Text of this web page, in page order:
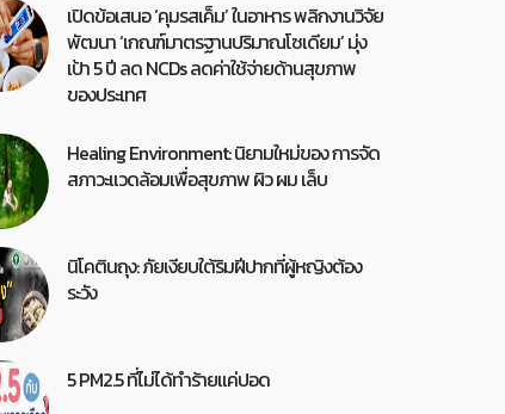
เปิดข้อเสนอ ‘คุมรสเค็ม’ ในอาหาร พลิกงานวิจัย
พัฒนา ‘เกณฑ์มาตรฐานปริมาณโซเดียม’ มุ่ง
เป้า 5 ปี ลด NCDs ลดค่าใช้จ่ายด้านสุขภาพ
ของประเทศ
Healing Environment: นิยามใหม่ของ การจัด
สภาวะแวดล้อมเพื่อสุขภาพ ผิว ผม เล็บ
นิโคตินถุง: ภัยเงียบใต้ริมฝีปากที่ผู้หญิงต้อง
ระวัง
5 PM2.5 ที่ไม่ได้ทำร้ายแค่ปอด